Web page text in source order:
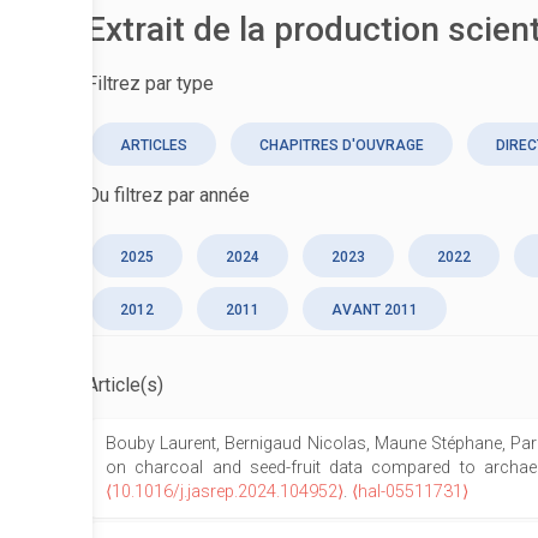
Extrait de la production
Filtrez par type
ARTICLES CHAPITRES D'OUVRAGE
Ou filtrez par année
2025 2024 2023 2022
2012 2011 AVANT 2011
Article(s)
Bouby Laurent, Bernigaud Nicolas, Maune Stéphane,
on charcoal and seed-fruit data compared to
⟨10.1016/j.jasrep.2024.104952⟩. ⟨hal-05511731⟩